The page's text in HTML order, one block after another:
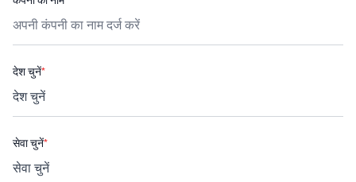
देश चुनें*
सेवा चुनें*